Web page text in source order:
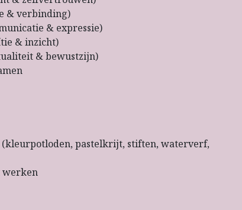
verbinding)
& expressie)
& inzicht)
& bewustzijn)
pastelkrijt, stiften, waterverf,
werken